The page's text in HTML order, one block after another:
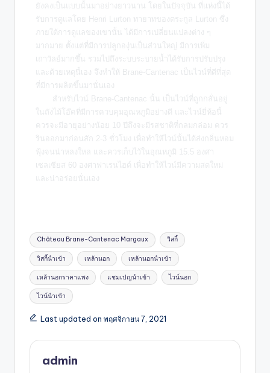
ยังคงเป็นแบบนั้นมาอย่างยาวนาน โดยในปัจจุบัน ที่แห่งนี้ได้
รับการดูแลโดย Henri Lurton ทายาทของตระกูล Lurton ซึ่ง
ภายใต้การดูแลของเขานั้น ได้มีการเปลี่ยนแปลงต่าง ๆ
มากมาย ตั้งแต่ที่มีการปลูกองุ่นเป็นส่วนใหญ่ มีการเพิ่ม
เถาวัลย์มากขึ้น รวมไปถึงระบบระบายน้ำได้รับการปรับปรุง
และด้วยเหตุนี้เอง จึงทำให้ Brane-Cantenac เป็นไวน์ที่ดีที่สุด
ที่มีการผลิตขึ้นมานั่นเอง
สำหรับไวน์ Brane-Cantenac นั้น เป็นไวน์ที่ถูกกลั่นอยู่
ในถังไม้โอ๊คที่มีการควบคุมอุณหภูมิอย่างดี และไวน์ยี่ห้อนี้
ควรจะมีอายุอย่างน้อย 10 ปีถึงจะมีรสชาติที่กลมกล่อม ควร
รินออกมาก่อนสัก 2-3 ชั่วโมง เพื่อทำให้ไวน์นั้นได้ส่งกลิ่นหอม
ฟุ้งจนน่าหลงใหล และควรเก็บไว้ในอุณหภูมิ 15.5 องศา
เซลเซียส 60 องศาฟาเรนไฮต์ เพื่อทำให้ไวน์มีความสดใหม่
และน่าอร่อยนั่นเอง
Château Brane-Cantenac Margaux วิสกี้
วิสกี้นำเข้า เหล้านอก เหล้านอกนำเข้า
เหล้านอกราคาแพง แชมเปญนำเข้า ไวน์นอก
ไวน์นำเข้า
Last updated on พฤศจิกายน 7, 2021
admin